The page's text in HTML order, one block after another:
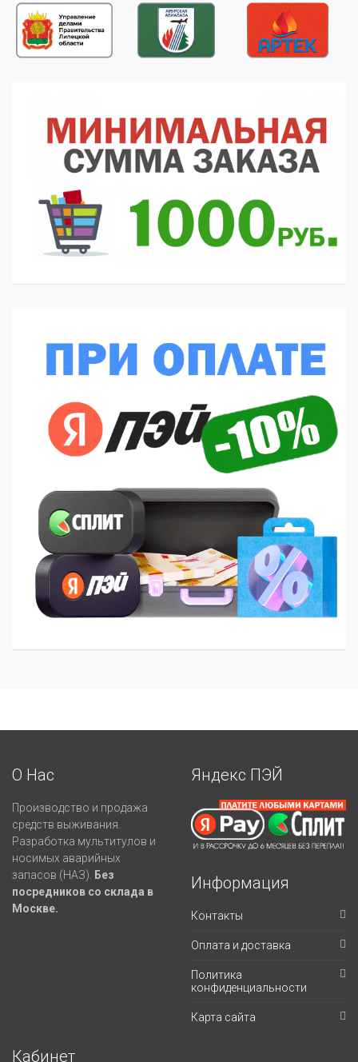
О Нас
Производство и продажа
средств выживания.
Разработка мультитулов и
носимых аварийных
запасов (НАЗ).
Без
посредников со склада в
Москве.
Яндекс ПЭЙ
Информация
Контакты
Оплата и доставка
Политика
конфиденциальности
Карта сайта
Кабинет